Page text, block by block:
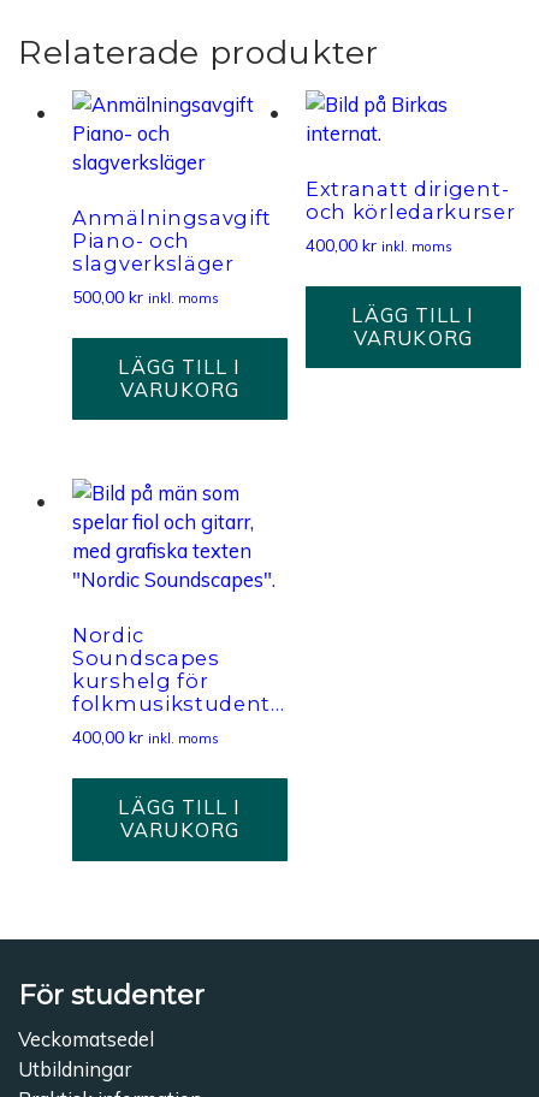
Relaterade produkter
Anmälningsavgift
Piano- och
slagverksläger
500,00 kr inkl. moms
LÄGG TILL I
VARUKORG
Extranatt dirigent-
och körledarkurser
400,00 kr inkl. moms
LÄGG TILL I
VARUKORG
Nordic
Soundscapes
kurshelg för
folkmusikstudenter
400,00 kr inkl. moms
LÄGG TILL I
VARUKORG
För studenter
Veckomatsedel
Utbildningar